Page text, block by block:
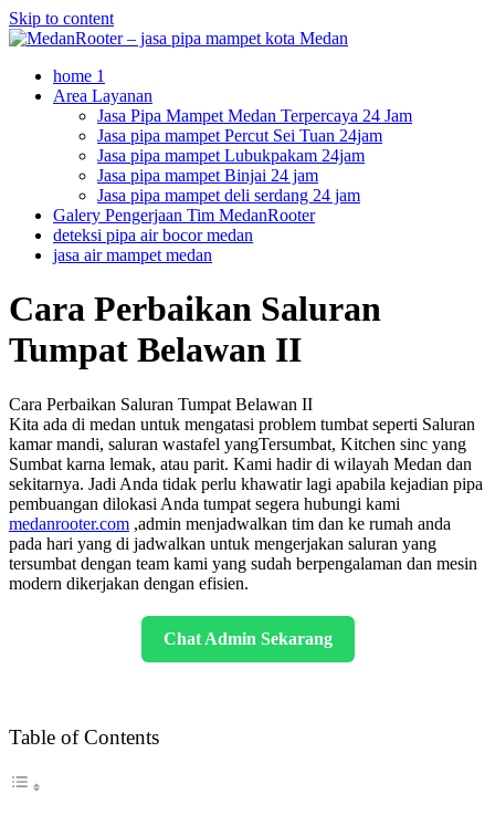
Skip to content
home 1
Area Layanan
Jasa Pipa Mampet Medan Terpercaya 24 Jam
Jasa pipa mampet Percut Sei Tuan 24jam
Jasa pipa mampet Lubukpakam 24jam
Jasa pipa mampet Binjai 24 jam
Jasa pipa mampet deli serdang 24 jam
Galery Pengerjaan Tim MedanRooter
deteksi pipa air bocor medan
jasa air mampet medan
Cara Perbaikan Saluran
Tumpat Belawan II
Cara Perbaikan Saluran Tumpat Belawan II
Kita ada di medan untuk mengatasi problem tumbat seperti Saluran
kamar mandi, saluran wastafel yangTersumbat, Kitchen sinc yang
Sumbat karna lemak, atau parit. Kami hadir di wilayah Medan dan
sekitarnya. Jadi Anda tidak perlu khawatir lagi apabila kejadian pipa
pembuangan dilokasi Anda tumpat segera hubungi kami
medanrooter.com ,admin menjadwalkan tim dan ke rumah anda
pada hari yang di jadwalkan untuk mengerjakan saluran yang
tersumbat dengan team kami yang sudah berpengalaman dan mesin
modern dikerjakan dengan efisien.
Chat Admin Sekarang
Table of Contents